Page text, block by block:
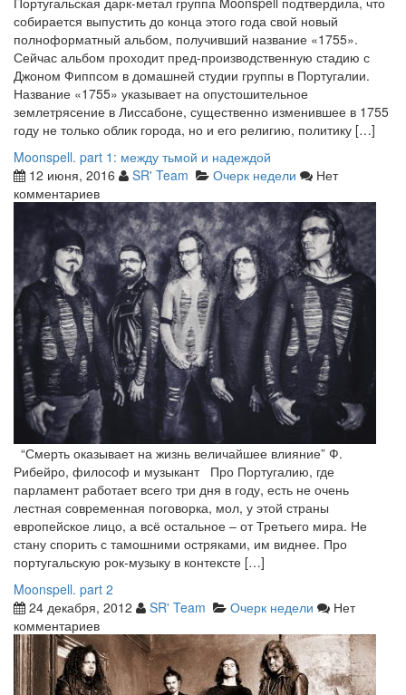
собирается выпустить до конца этого года свой новый
полноформатный альбом, получивший название «1755».
Сейчас альбом проходит пред-производственную стадию с
Джоном Фиппсом в домашней студии группы в Португалии.
Название «1755» указывает на опустошительное
землетрясение в Лиссабоне, существенно изменившее в 1755
году не только облик города, но и его религию, политику […]
Moonspell. part 1: между тьмой и надеждой
12 июня, 2016
SR' Team Очерк недели
Нет
комментариев
“Смерть оказывает на жизнь величайшее влияние” Ф.
Рибейро, философ и музыкант Про Португалию, где
парламент работает всего три дня в году, есть не очень
лестная современная поговорка, мол, у этой страны
европейское лицо, а всё остальное – от Третьего мира. Не
стану спорить с тамошними остряками, им виднее. Про
португальскую рок-музыку в контексте […]
Moonspell. part 2
24 декабря, 2012
SR' Team Очерк недели
Нет
комментариев